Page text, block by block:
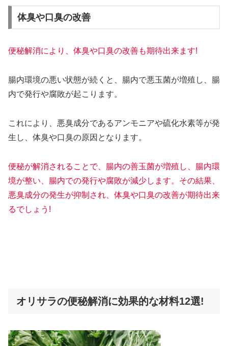
体臭や口臭の改善
便秘解消により、体臭や口臭の改善も期待出来ます!
腸内環境の悪い状態が続くと、腸内で悪玉菌が増殖し、腸
内で発行や腐敗が起こります。
これにより、悪臭成分であるアンモニアや硫化水素等が発
生し、体臭や口臭の原因となります。
便秘が解消されることで、腸内の善玉菌が増殖し、腸内環
境が整い、腸内での発行や腐敗が減少します。その結果、
悪臭成分の発生が抑制され、体臭や口臭の改善が期待出来
るでしょう!
オリサラの便秘解消に効果的な材料12選!